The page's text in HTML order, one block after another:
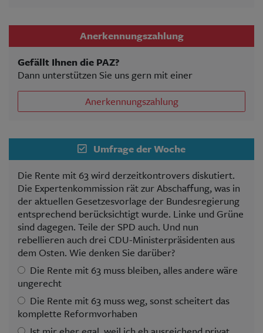
Anerkennungszahlung
Gefällt Ihnen die PAZ?
Dann unterstützen Sie uns gern mit einer
Anerkennungszahlung
Umfrage der Woche
Die Rente mit 63 wird derzeitkontrovers diskutiert.
Die Expertenkommission rät zur Abschaffung, was in
der aktuellen Gesetzesvorlage der Bundesregierung
entsprechend berücksichtigt wurde. Linke und Grüne
sind dagegen. Teile der SPD auch. Und nun
rebellieren auch drei CDU-Ministerpräsidenten aus
dem Osten. Wie denken Sie darüber?
Die Rente mit 63 muss bleiben, alles andere wäre
ungerecht
Die Rente mit 63 muss weg, sonst scheitert das
komplette Reformvorhaben